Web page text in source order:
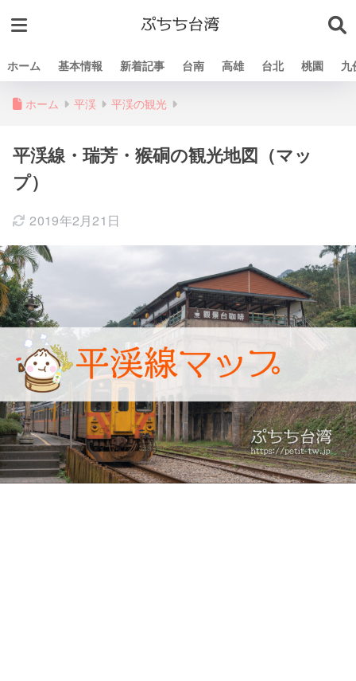
ホーム 基本情報 新着記事 台南 高雄 台北 桃園 九
ホーム 平渓 平渓の観光
平渓線・瑞芳・猴硐の観光地図（マッ
プ）
2019年2月21日